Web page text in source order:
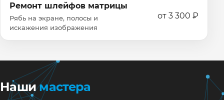
Ремонт шлейфов матрицы
Рябь на экране, полосы и
искажения изображения
от 3 300 ₽
Нашимастера